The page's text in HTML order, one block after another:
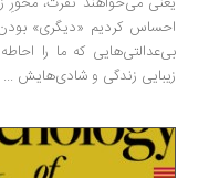
کردیم «دیگری» بودن چه
که ما را احاطه
زندگی و شادی‌هایش...